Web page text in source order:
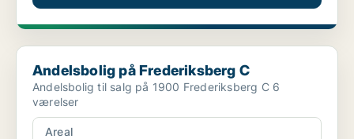
Andelsbolig på Frederiksberg C
Andelsbolig på Frederiksberg C
Andelsbolig til salg på 1900 Frederiksberg C 6
værelser
Areal